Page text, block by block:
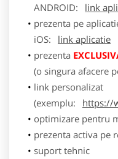
ANDROID:
link
prezenta pe
iOS:
link aplicatie
prezenta
(o singura afacere
link personalizat
(exemplu:
https://
optimizare pentru
prezenta activa pe
suport tehnic